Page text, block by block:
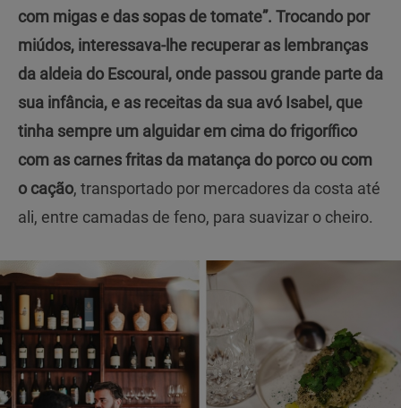
com migas e das sopas de tomate”. Trocando por
miúdos, interessava-lhe recuperar as lembranças
da aldeia do Escoural, onde passou grande parte da
sua infância, e as receitas da sua avó Isabel, que
tinha sempre um alguidar em cima do frigorífico
com as carnes fritas da matança do porco ou com
o cação, transportado por mercadores da costa até
ali, entre camadas de feno, para suavizar o cheiro.